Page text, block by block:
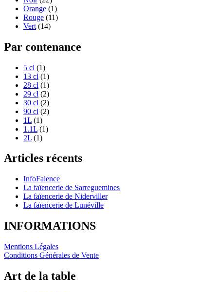
Orange (1)
Rouge (11)
Vert (14)
Par contenance
5 cl (1)
13 cl (1)
28 cl (1)
29 cl (2)
30 cl (2)
90 cl (2)
1L (1)
1.1L (1)
2L (1)
Articles récents
InfoFaience
La faïencerie de Sarreguemines
La faïencerie de Niderviller
La faïencerie de Lunéville
INFORMATIONS
Mentions Légales
Conditions Générales de Vente
Art de la table